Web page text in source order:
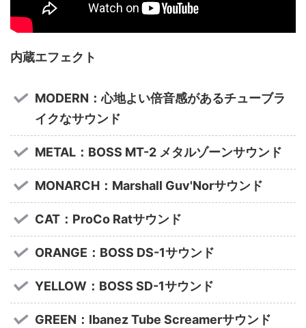
内蔵エフェクト
MODERN：心地よい倍音感があるチューブラ
イクなサウンド
METAL：BOSS MT-2 メタルゾーンサウンド
MONARCH：Marshall Guv'Norサウンド
CAT：ProCo Ratサウンド
ORANGE：BOSS DS-1サウンド
YELLOW：BOSS SD-1サウンド
GREEN：Ibanez Tube Screamerサウンド